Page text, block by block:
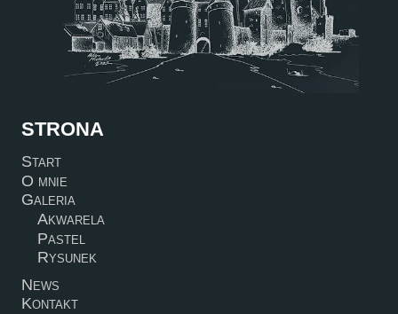
STRONA
Start
O mnie
Galeria
Akwarela
Pastel
Rysunek
News
Kontakt